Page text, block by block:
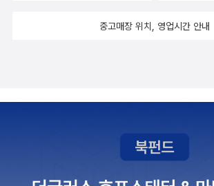
번째 시집 『당신이 어두운 세수를 할 때』(문
해냈다. 그런가 하면 두 번째 시집 『구름극장
나 거듭 실패하고 끝내 안으로의 회귀마저 불
금 현재 허락된 위치가 어디인지를 탐지했다.
중고매장 위치, 영업시간 안내